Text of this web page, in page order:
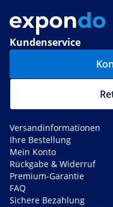
Kundenservice
Versandinformationen
Ihre Bestellung
Mein Konto
Rückgabe & Widerruf
Premium-Garantie
FAQ
Sichere Bezahlung